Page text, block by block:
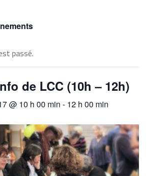
passé.
de LCC (10h – 12h)
@ 10 h 00 min - 12 h 00 min